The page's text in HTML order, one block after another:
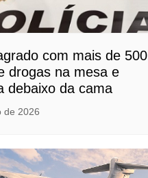
com mais de 500
drogas na mesa e
debaixo da cama
de 2026